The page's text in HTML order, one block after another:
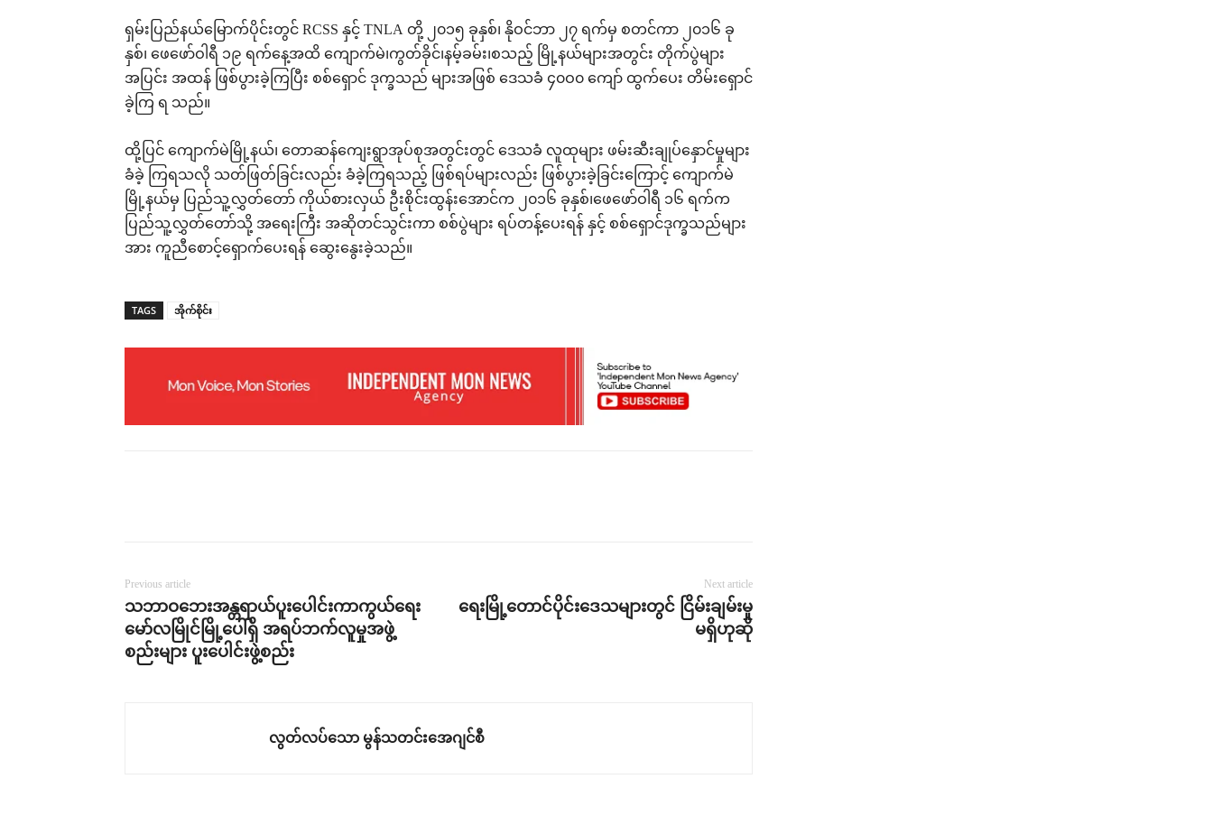
ရှမ်းပြည်နယ်မြောက်ပိုင်းတွင် RCSS နှင့် TNLA တို့ ၂၀၁၅ ခုနှစ်၊ နိုဝင်ဘာ ၂၇ ရက်မှ စတင်ကာ ၂၀၁၆ ခု
နှစ်၊ ဖေဖော်ဝါရီ ၁၉ ရက်နေ့အထိ ကျောက်မဲ၊ကွတ်ခိုင်၊နမ့်ခမ်း၊စသည့် မြို့နယ်များအတွင်း တိုက်ပွဲများ
အပြင်း အထန် ဖြစ်ပွားခဲ့ကြပြီး စစ်ရှောင် ဒုက္ခသည် များအဖြစ် ဒေသခံ ၄၀ဝ၀ ကျော် ထွက်ပေး တိမ်းရှောင်
ခဲ့ကြ ရ သည်။
ထို့ပြင် ကျောက်မဲမြို့နယ်၊ တောဆန်ကျေးရွာအုပ်စုအတွင်းတွင် ဒေသခံ လူထုများ ဖမ်းဆီးချုပ်နှောင်မှုများ
ခံခဲ့ ကြရသလို သတ်ဖြတ်ခြင်းလည်း ခံခဲ့ကြရသည့် ဖြစ်ရပ်များလည်း ဖြစ်ပွားခဲ့ခြင်းကြောင့် ကျောက်မဲ
မြို့နယ်မှ ပြည်သူ့လွှတ်တော် ကိုယ်စားလှယ် ဦးစိုင်းထွန်းအောင်က ၂၀၁၆ ခုနှစ်၊ဖေဖော်ဝါရီ ၁၆ ရက်က
ပြည်သူ့လွှတ်တော်သို့ အရေးကြီး အဆိုတင်သွင်းကာ စစ်ပွဲများ ရပ်တန့်ပေးရန် နှင့် စစ်ရှောင်ဒုက္ခသည်များ
အား ကူညီစောင့်ရှောက်ပေးရန် ဆွေးနွေးခဲ့သည်။
TAGS အိုက်စိုင်း
Previous article
သဘာဝဘေးအန္တရာယ်ပူးပေါင်းကာကွယ်ရေး
မော်လမြိုင်မြို့ပေါ်ရှိ အရပ်ဘက်လူမှုအဖွဲ့
စည်းများ ပူးပေါင်းဖွဲ့စည်း
Next article
ရေးမြို့တောင်ပိုင်းဒေသများတွင် ငြိမ်းချမ်းမှု
မရှိဟုဆို
လွတ်လပ်သော မွန်သတင်းအေဂျင်စီ